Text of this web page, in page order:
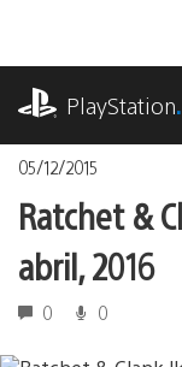
contenido
PlayStation
05/12/2015
Ratchet &
abril, 2016
0 0